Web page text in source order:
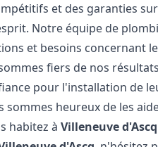
et des garanties
Notre équipe de
et besoins concernant
fiers de nos
pour l'installation de
sommes heureux de les
habitez àVilleneuve d'Ascq